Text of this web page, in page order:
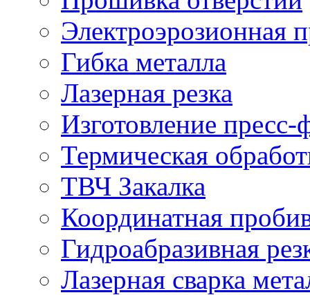
Электроэрозионная
Гибка металла
Лазерная резка
Изготовление
Термическая
ТВЧ Закалка
Координатная
Гидроабразивная
Лазерная сварка